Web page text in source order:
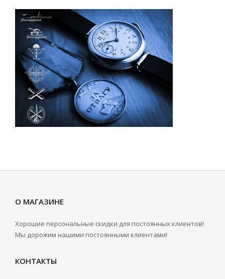
О МАГАЗИНЕ
Хорошие персональные скидки для постоянных клиентов!
Мы дорожим нашими постоянными клиентами!
КОНТАКТЫ